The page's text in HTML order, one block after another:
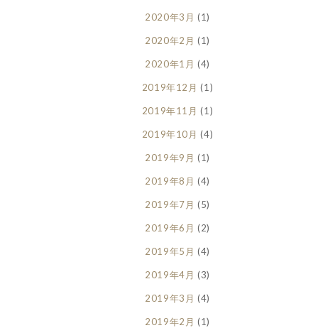
2020年3月 (1)
2020年2月 (1)
2020年1月 (4)
2019年12月 (1)
2019年11月 (1)
2019年10月 (4)
2019年9月 (1)
2019年8月 (4)
2019年7月 (5)
2019年6月 (2)
2019年5月 (4)
2019年4月 (3)
2019年3月 (4)
2019年2月 (1)